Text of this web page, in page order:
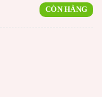
CÒN HÀNG